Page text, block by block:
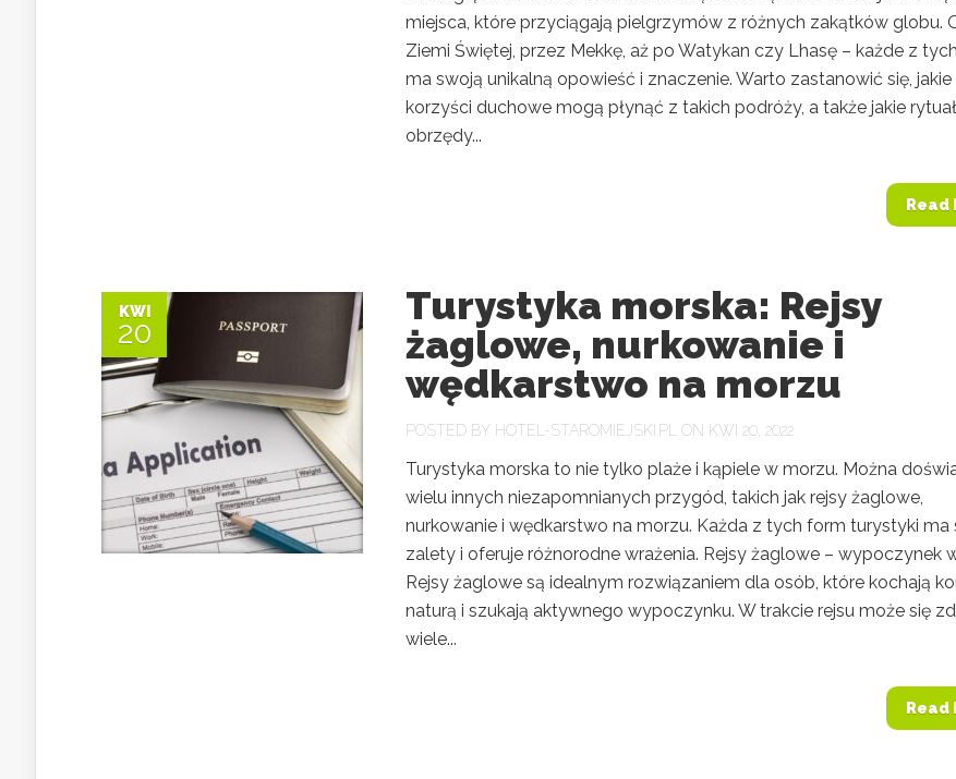
miejsca, które przyciągają pielgrzymów z różnych zakątków globu.
Ziemi Świętej, przez Mekkę, aż po Watykan czy Lhasę – każde z
ma swoją unikalną opowieść i znaczenie. Warto zastanowić się, jakie
korzyści duchowe mogą płynąć z takich podróży, a także jakie
obrzędy...
Read
KWI
20
Turystyka morska: Rejsy
żaglowe, nurkowanie i
wędkarstwo na morzu
POSTED BY HOTEL-STAROMIEJSKI.PL ON KWI 20, 2022
Turystyka morska to nie tylko plaże i kąpiele w morzu. Można
wielu innych niezapomnianych przygód, takich jak rejsy żaglowe,
nurkowanie i wędkarstwo na morzu. Każda z tych form turystyki ma
zalety i oferuje różnorodne wrażenia. Rejsy żaglowe – wypoczynek
Rejsy żaglowe są idealnym rozwiązaniem dla osób, które kochają
naturą i szukają aktywnego wypoczynku. W trakcie rejsu może się
wiele...
Read